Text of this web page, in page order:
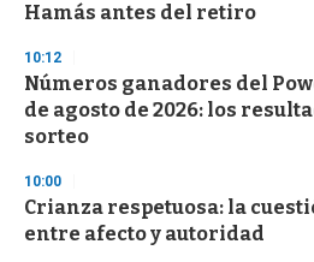
Hamás antes del retiro
10:12
Números ganadores del
de agosto de 2026: los
sorteo
10:00
Crianza respetuosa: la
entre afecto y autoridad